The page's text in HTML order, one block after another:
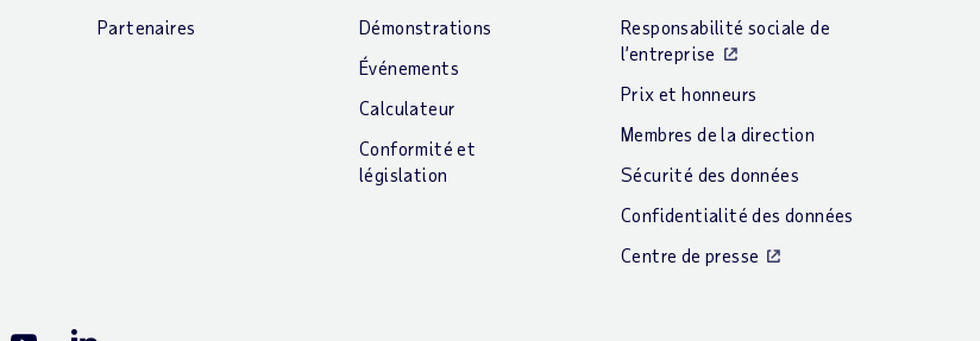
Partenaires
Démonstrations
Événements
Calculateur
Conformité et
législation
Responsabilité sociale de
l’entreprise
Prix et honneurs
Membres de la direction
Sécurité des données
Confidentialité des données
Centre de presse